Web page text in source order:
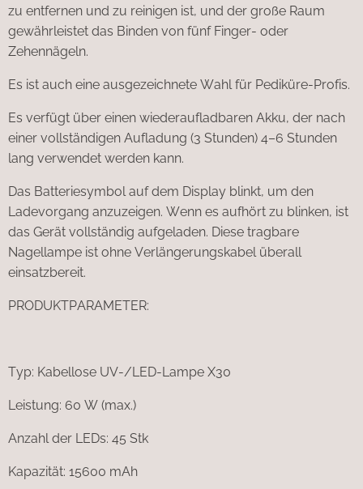
zu entfernen und zu reinigen ist, und der große Raum
gewährleistet das Binden von fünf Finger- oder
Zehennägeln.
Es ist auch eine ausgezeichnete Wahl für Pediküre-Profis.
Es verfügt über einen wiederaufladbaren Akku, der nach
einer vollständigen Aufladung (3 Stunden) 4–6 Stunden
lang verwendet werden kann.
Das Batteriesymbol auf dem Display blinkt, um den
Ladevorgang anzuzeigen. Wenn es aufhört zu blinken, ist
das Gerät vollständig aufgeladen. Diese tragbare
Nagellampe ist ohne Verlängerungskabel überall
einsatzbereit.
PRODUKTPARAMETER:
Typ: Kabellose UV-/LED-Lampe X30
Leistung: 60 W (max.)
Anzahl der LEDs: 45 Stk
Kapazität: 15600 mAh